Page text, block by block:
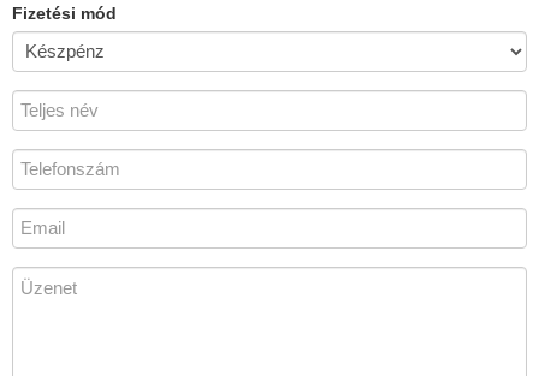
Fizetési mód